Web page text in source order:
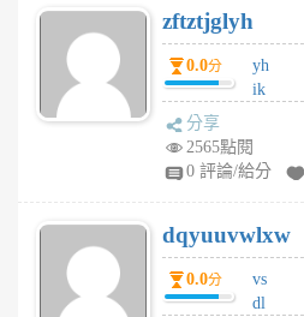
月
前
zftztjglyh
0.0分
yh
ik
tu
6
個
月
前
分享
2565點閱
0 評論/給分
dqyuuvwlxw
0.0分
vs
dl